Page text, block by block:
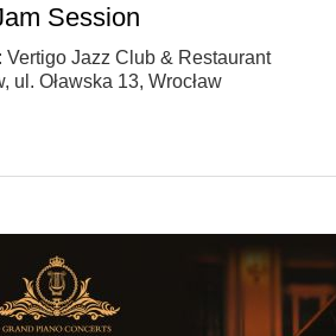
Session
Vertigo Jazz Club & Restaurant
ul. Oławska 13, Wrocław